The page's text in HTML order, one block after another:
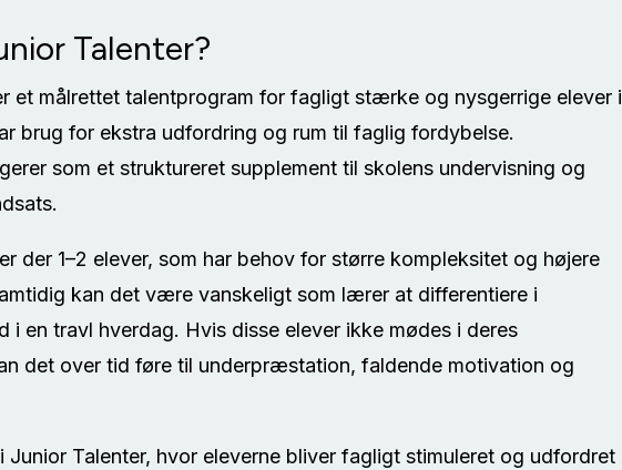
Talenter?
et målrettet talentprogram for fagligt stærke og nysgerrige elever i
brug for ekstra udfordring og rum til faglig fordybelse.
som et struktureret supplement til skolens undervisning og
der 1–2 elever, som har behov for større kompleksitet og højere
kan det være vanskeligt som lærer at differentiere i
i en travl hverdag. Hvis disse elever ikke mødes i deres
det over tid føre til underpræstation, faldende motivation og
Junior Talenter, hvor eleverne bliver fagligt stimuleret og udfordret